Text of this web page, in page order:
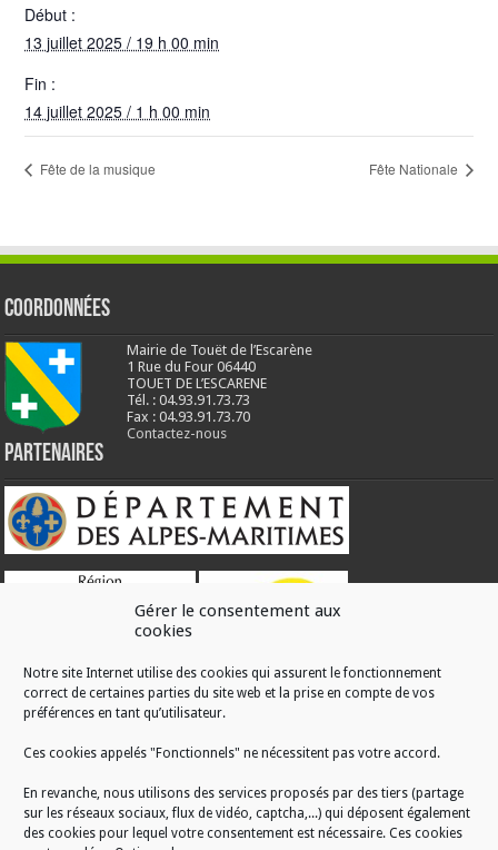
Gérer le consentement aux
cookies
Notre site Internet utilise des cookies qui assurent le fonctionnement
correct de certaines parties du site web et la prise en compte de vos
préférences en tant qu’utilisateur.
Ces cookies appelés "Fonctionnels" ne nécessitent pas votre accord.
En revanche, nous utilisons des services proposés par des tiers (partage
sur les réseaux sociaux, flux de vidéo, captcha,...) qui déposent également
des cookies pour lequel votre consentement est nécessaire. Ces cookies
Début :
13 juillet 2025 / 19 h 00 min
Fin :
14 juillet 2025 / 1 h 00 min
Fête de la musique Fête Nationale
Coordonnées
Mairie de Touët de l’Escarène
1 Rue du Four 06440
TOUET DE L’ESCARENE
Tél. : 04.93.91.73.73
Fax : 04.93.91.73.70
Contactez-nous
Partenaires
RÉALISATION